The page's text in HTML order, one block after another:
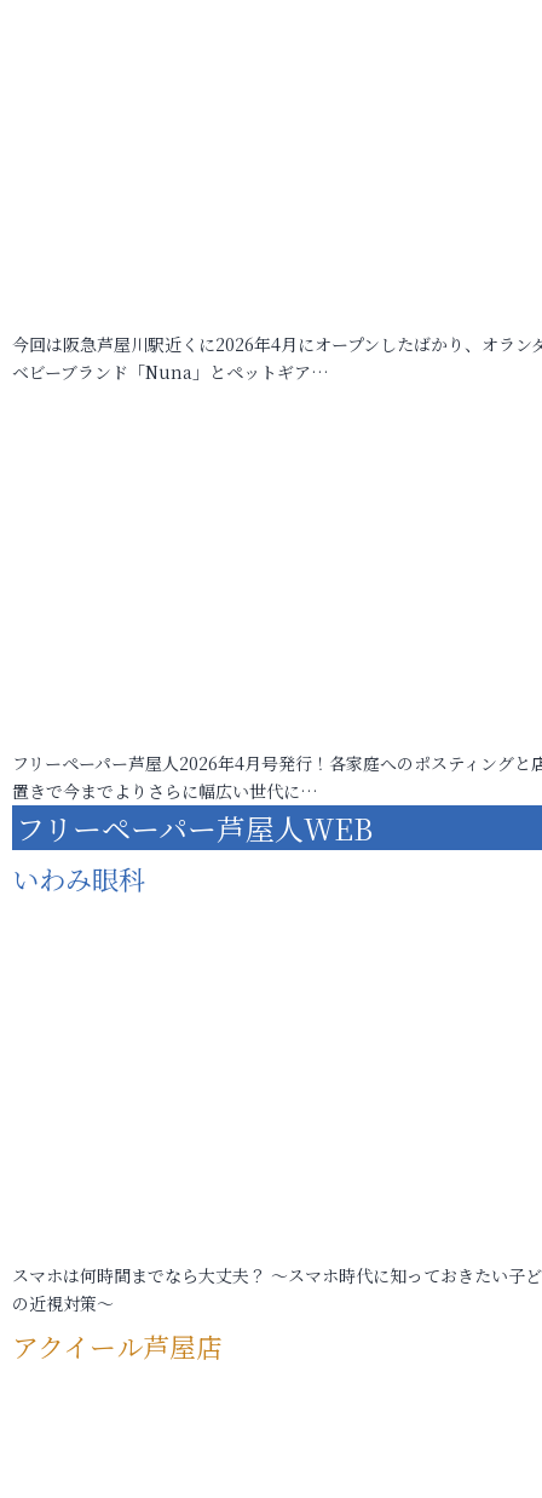
今回は阪急芦屋川駅近くに2026年4月にオープンしたばかり、オラン
ベビーブランド「Nuna」とペットギア…
フリーペーパー芦屋人2026年4月号発行！各家庭へのポスティングと
置きで今までよりさらに幅広い世代に…
フリーペーパー芦屋人WEB
いわみ眼科
スマホは何時間までなら大丈夫？ ～スマホ時代に知っておきたい子
の近視対策～
アクイール芦屋店